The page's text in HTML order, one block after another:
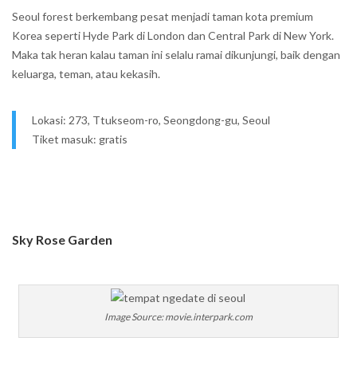
Seoul forest berkembang pesat menjadi taman kota premium
Korea seperti Hyde Park di London dan Central Park di New York.
Maka tak heran kalau taman ini selalu ramai dikunjungi, baik dengan
keluarga, teman, atau kekasih.
Lokasi: 273, Ttukseom-ro, Seongdong-gu, Seoul
Tiket masuk: gratis
Sky Rose Garden
Image Source: movie.interpark.com